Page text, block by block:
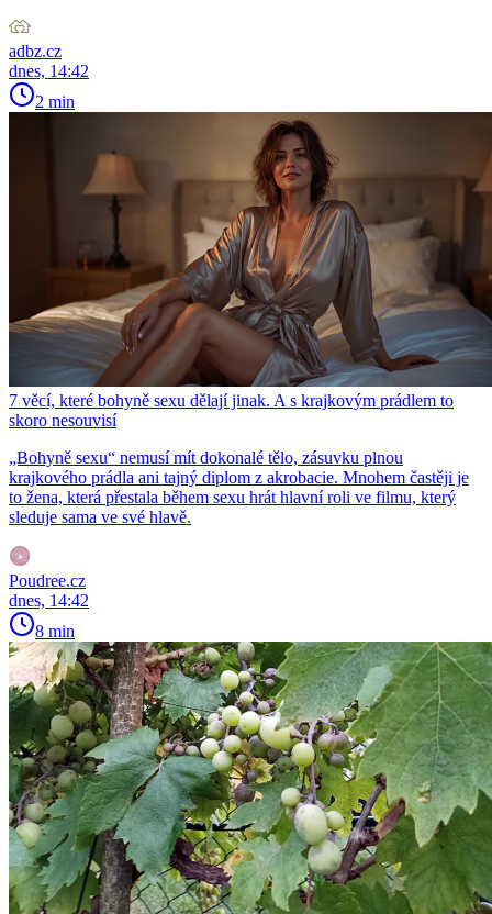
adbz.cz
dnes, 14:42
2 min
7 věcí, které bohyně sexu dělají jinak. A s krajkovým prádlem to
skoro nesouvisí
„Bohyně sexu“ nemusí mít dokonalé tělo, zásuvku plnou
krajkového prádla ani tajný diplom z akrobacie. Mnohem častěji je
to žena, která přestala během sexu hrát hlavní roli ve filmu, který
sleduje sama ve své hlavě.
Poudree.cz
dnes, 14:42
8 min